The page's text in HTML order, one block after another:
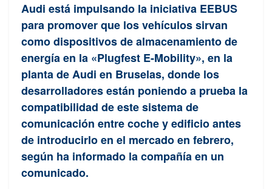
Audi está impulsando la iniciativa EEBUS
para promover que los vehículos sirvan
como dispositivos de almacenamiento de
energía en la «Plugfest E-Mobility», en la
planta de Audi en Bruselas, donde los
desarrolladores están poniendo a prueba la
compatibilidad de este sistema de
comunicación entre coche y edificio antes
de introducirlo en el mercado en febrero,
según ha informado la compañía en un
comunicado.